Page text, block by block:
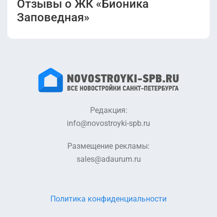
Отзывы о ЖК «Бионика
Заповедная»
Редакция:
info@novostroyki-spb.ru
Размещение рекламы:
sales@adaurum.ru
Политика конфиденциальности